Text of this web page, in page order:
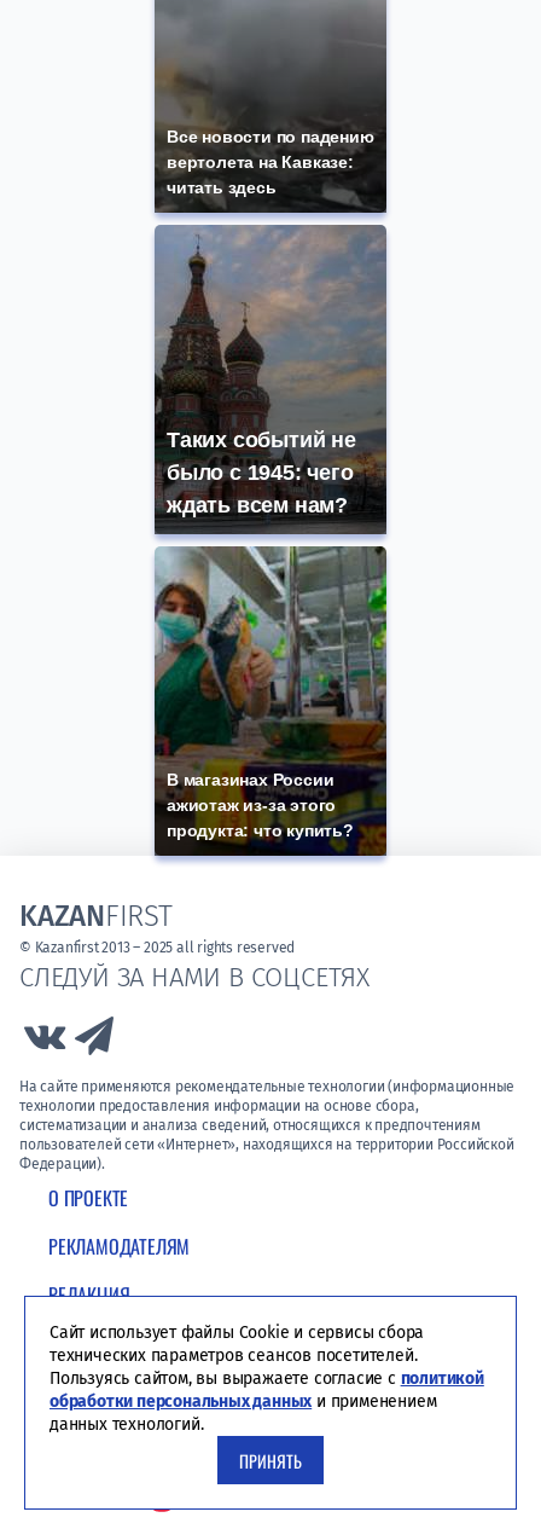
Все новости по падению
вертолета на Кавказе:
читать здесь
Таких событий не
было с 1945: чего
ждать всем нам?
В магазинах России
ажиотаж из-за этого
продукта: что купить?
О ПРОЕКТЕ
РЕКЛАМОДАТЕЛЯМ
РЕДАКЦИЯ
ПОЛИТИКА КОНФИДЕНЦИАЛЬНОСТИ
СЛЕДУЙ ЗА НАМИ В СОЦСЕТЯХ
Link to Vk
На сайте применяются рекомендательные технологии (информационные
технологии предоставления информации на основе сбора,
систематизации и анализа сведений, относящихся к предпочтениям
пользователей сети «Интернет», находящихся на территории Российской
Федерации).
KAZANFIRST
© Kazanfirst 2013 – 2025 all rights reserved
Сайт использует файлы Cookie и сервисы сбора
технических параметров сеансов посетителей.
Пользуясь сайтом, вы выражаете согласие с политикой
обработки персональных данных и применением
данных технологий.
ПРИНЯТЬ